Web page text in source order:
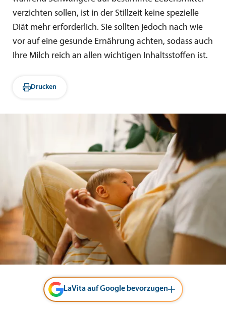
verzichten sollen, ist in der Stillzeit keine spezielle
Diät mehr erforderlich. Sie sollten jedoch nach wie
vor auf eine gesunde Ernährung achten, sodass auch
Ihre Milch reich an allen wichtigen Inhaltsstoffen ist.
Drucken
LaVita auf Google bevorzugen